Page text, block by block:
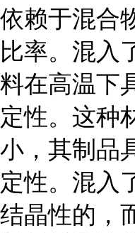
依赖于混合
比率。混入
料在高温下
定性。这种
小，其制品
定性。混入
结晶性的，